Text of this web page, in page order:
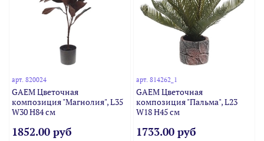
арт.820024
GAEM Цветочная
композиция "Магнолия", L35
W30 H84 см
1852.00 руб
арт. 814262_1
GAEM Цветочная
композиция "Пальма", L23
W18 H45 см
1733.00 руб